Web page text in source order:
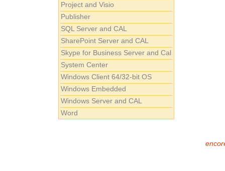
Project and Visio
Publisher
SQL Server and CAL
SharePoint Server and CAL
Skype for Business Server and Cal
System Center
Windows Client 64/32-bit OS
Windows Embedded
Windows Server and CAL
Word